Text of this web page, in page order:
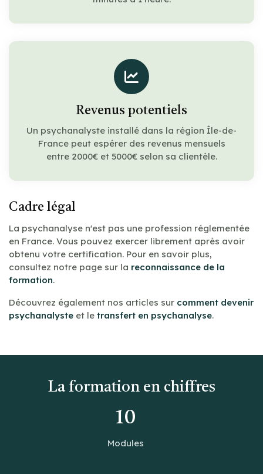
Revenus potentiels
Un psychanalyste installé dans la région Île-de-
France peut espérer des revenus mensuels
entre 2000€ et 5000€ selon sa clientèle.
Cadre légal
La psychanalyse n'est pas une profession réglementée
en France. Vous pouvez exercer librement après avoir
obtenu votre certification. Pour en savoir plus,
consultez notre page sur la reconnaissance de la
formation.
Découvrez également nos articles sur comment devenir
psychanalyste et le transfert en psychanalyse.
La formation en chiffres
10
Modules